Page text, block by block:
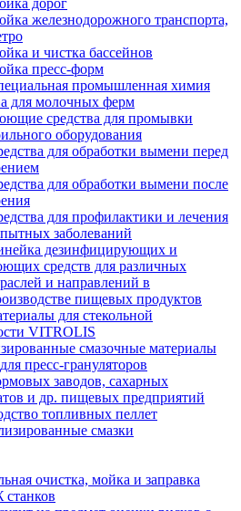
дорог
железнодорожного транспорта,
и чистка бассейнов
пресс-форм
промышленная химия
для молочных ферм
средства для промывки
оборудования
для обработки вымени перед
для обработки вымени после
для профилактики и лечения
заболеваний
дезинфицирующих и
средств для различных
и направлений в
пищевых продуктов
для стекольной
VITROLIS
смазочные материалы
пресс-грануляторов
заводов, сахарных
и др. пищевых предприятий
топливных пеллет
смазки
очистка, мойка и заправка